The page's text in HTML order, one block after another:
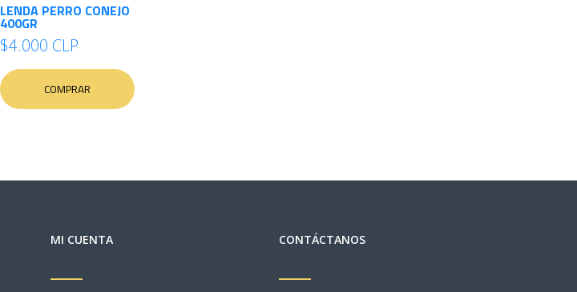
LENDA PERRO CONEJO
400GR
$4.000 CLP
COMPRAR
MI CUENTA CONTÁCTANOS